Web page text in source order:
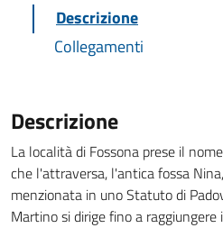
Descrizione
Collegamenti
Descrizione
La località di Fossona prese il
che l'attraversa, l'antica fossa
menzionata in uno Statuto di
Martino si dirige fino a